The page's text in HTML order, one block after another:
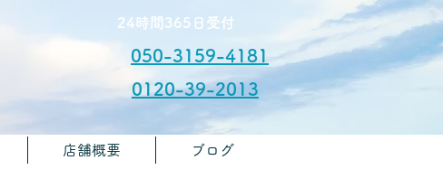
​24時間365日受付
050-3159-4181
0120-39-2013
店舗概要 ブログ